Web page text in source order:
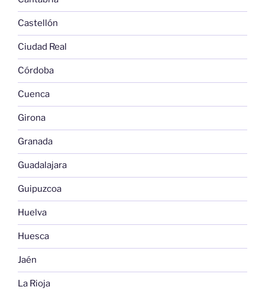
Castellón
Ciudad Real
Córdoba
Cuenca
Girona
Granada
Guadalajara
Guipuzcoa
Huelva
Huesca
Jaén
La Rioja